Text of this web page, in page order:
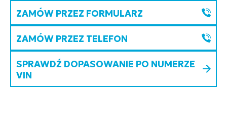
ZAMÓW PRZEZ FORMULARZ
ZAMÓW PRZEZ TELEFON
SPRAWDŹ DOPASOWANIE PO NUMERZE
VIN